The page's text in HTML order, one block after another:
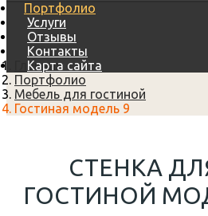
Портфолио
Услуги
Отзывы
Контакты
Карта сайта
Главная
Портфолио
Мебель для гостиной
Гостиная модель 9
СТЕНКА
ГОСТИНОЙ